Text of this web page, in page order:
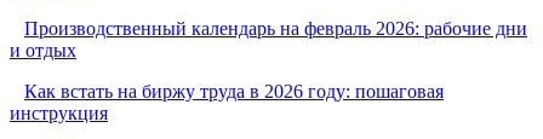
Производственный календарь на февраль 2026: рабочие дни
и отдых
Как встать на биржу труда в 2026 году: пошаговая
инструкция